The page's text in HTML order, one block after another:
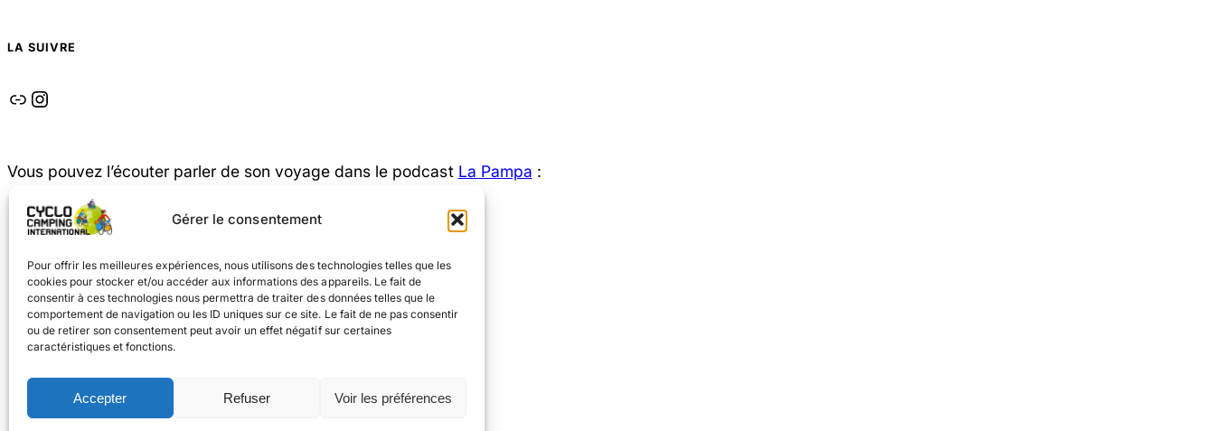
Gérer le consentement
Pour offrir les meilleures expériences, nous utilisons des technologies telles que les
cookies pour stocker et/ou accéder aux informations des appareils. Le fait de
consentir à ces technologies nous permettra de traiter des données telles que le
comportement de navigation ou les ID uniques sur ce site. Le fait de ne pas consentir
ou de retirer son consentement peut avoir un effet négatif sur certaines
caractéristiques et fonctions.
Accepter Refuser Voir les préférences
LA SUIVRE
LienInstagram
Vous pouvez l’écouter parler de son voyage dans le podcast La Pampa :